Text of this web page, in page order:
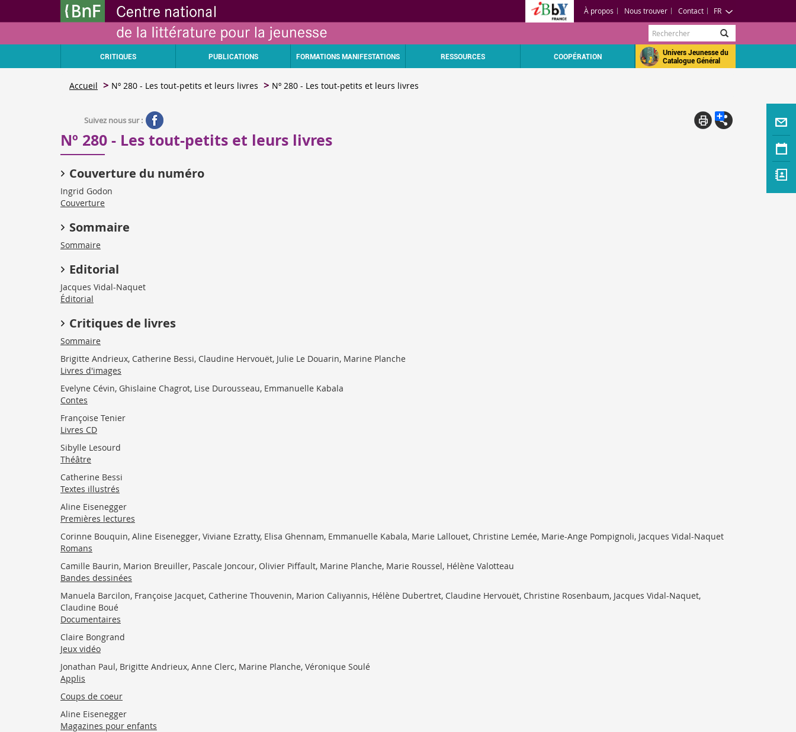
FR
À propos Nous trouver Contact
Rechercher
CRITIQUES PUBLICATIONS FORMATIONS MANIFESTATIONS RESSOURCES COOPÉRATION
Univers Jeunesse du
Catalogue Général
Accueil Nº 280 - Les tout-petits et leurs livres Nº 280 - Les tout-petits et leurs livres
Suivez nous sur :
Nº 280 - Les tout-petits et leurs livres
Couverture du numéro
Ingrid Godon
Couverture
Sommaire
Sommaire
Editorial
Jacques Vidal-Naquet
Éditorial
Critiques de livres
Sommaire
Brigitte Andrieux, Catherine Bessi, Claudine Hervouët, Julie Le Douarin, Marine Planche
Livres d'images
Evelyne Cévin, Ghislaine Chagrot, Lise Durousseau, Emmanuelle Kabala
Contes
Françoise Tenier
Livres CD
Sibylle Lesourd
Théâtre
Catherine Bessi
Textes illustrés
Aline Eisenegger
Premières lectures
Corinne Bouquin, Aline Eisenegger, Viviane Ezratty, Elisa Ghennam, Emmanuelle Kabala, Marie Lallouet, Christine Lemée, Marie-Ange Pompignoli, Jacques Vidal-Naquet
Romans
Camille Baurin, Marion Breuiller, Pascale Joncour, Olivier Piffault, Marine Planche, Marie Roussel, Hélène Valotteau
Bandes dessinées
Manuela Barcilon, Françoise Jacquet, Catherine Thouvenin, Marion Caliyannis, Hélène Dubertret, Claudine Hervouët, Christine Rosenbaum, Jacques Vidal-Naquet,
Claudine Boué
Documentaires
Claire Bongrand
Jeux vidéo
Jonathan Paul, Brigitte Andrieux, Anne Clerc, Marine Planche, Véronique Soulé
Applis
Coups de coeur
Aline Eisenegger
Magazines pour enfants
Gestion des cookies